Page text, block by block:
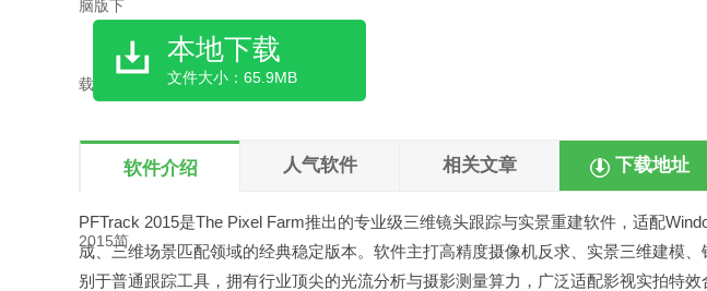
本地下载
文件大小：65.9MB
软件介绍 人气软件 相关文章 下载地址
PFTrack 2015是The Pixel Farm推出的专业级三维镜头跟踪与实景重建软件，适配
成、三维场景匹配领域的经典稳定版本。软件主打高精度摄像机反求、实景三维建模
别于普通跟踪工具，拥有行业顶尖的光流分析与摄影测量算力，广泛适配影视实拍特